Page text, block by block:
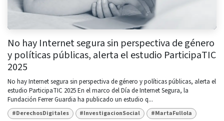
No hay Internet segura sin perspectiva de género
y políticas públicas, alerta el estudio ParticipaTIC
2025
No hay Internet segura sin perspectiva de género y políticas públicas, alerta el
estudio ParticipaTIC 2025 En el marco del Día de Internet Segura, la
Fundación Ferrer Guardia ha publicado un estudio q...
#DerechosDigitales #InvestigacionSocial
#MartaFullola